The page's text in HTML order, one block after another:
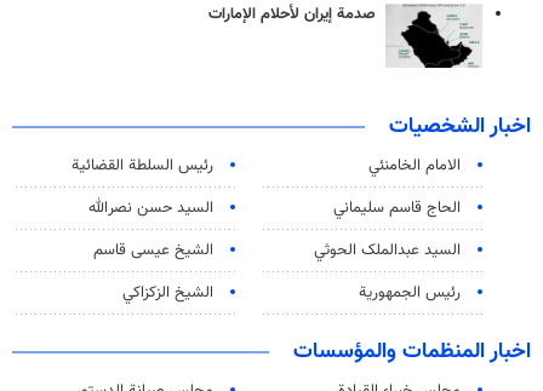
صدمة إيران لأحلام الإمارات
اخبار الشخصيات
الامام الخامنئي
رئیس السلطة القضائیة
الحاج قاسم سليماني
السيد حسن نصرالله
السید عبدالملک الحوثي
الشيخ عيسى قاسم
رئيس الجمهورية
الشيخ الزكزاكي
اخبار المنظمات والمؤسسات